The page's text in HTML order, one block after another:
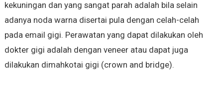
kekuningan dan yang sangat parah adalah bila selain
adanya noda warna disertai pula dengan celah-celah
pada email gigi. Perawatan yang dapat dilakukan oleh
dokter gigi adalah dengan veneer atau dapat juga
dilakukan dimahkotai gigi (crown and bridge).